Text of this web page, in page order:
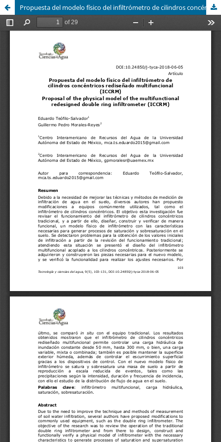
Propuesta del modelo físico del infiltrómetro de cilindros concéntricos rediseñado multifuncional (ICCRM) - Proposal of the physical model of the multifunctional redesigned double ring infiltrometer (ICCRM)